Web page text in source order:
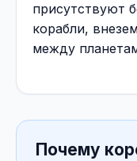
присутствуют
корабли,
между
Почему